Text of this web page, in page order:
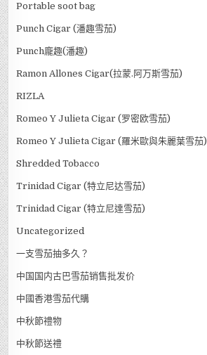
Portable soot bag
Punch Cigar (潘趣雪茄)
Punch龐趣(潘趣)
Ramon Allones Cigar(拉蒙.阿万斯雪茄)
RIZLA
Romeo Y Julieta Cigar (罗密欧雪茄)
Romeo Y Julieta Cigar (羅米歐與朱麗葉雪茄)
Shredded Tobacco
Trinidad Cigar (特立尼达雪茄)
Trinidad Cigar (特立尼達雪茄)
Uncategorized
一支雪茄抽多久？
中国国内古巴雪茄销售批发价
中國香港雪茄代購
中秋節禮物
中秋節送禮